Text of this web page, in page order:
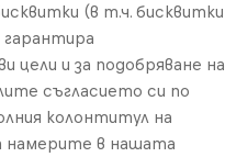
(в т.ч. бисквитки
гарантира
цели и за подобряване на
съгласието си по
колонтитул на
намерите в нашата